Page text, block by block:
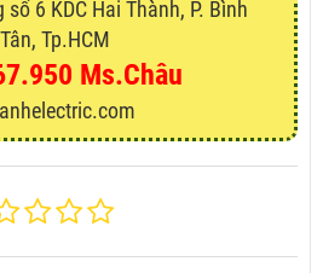
6 KDC Hai Thành, P. Bình
Tp.HCM
Ms.Châu